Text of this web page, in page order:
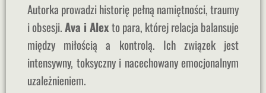
Autorka prowadzi historię pełną namiętności, traumy
i obsesji.Ava i Alexto para, której relacja balansuje
między miłością a kontrolą. Ich związek jest
intensywny, toksyczny i nacechowany emocjonalnym
uzależnieniem.